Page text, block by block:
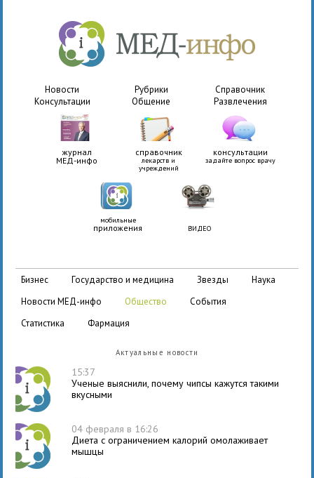
Новости Рубрики
Справочник
Консультации
Общение Развлечения
журнал
МЕД-инфо
справочник
лекарств и
учреждений
консультации
задайте вопрос врачу
мобильные
приложения ВИДЕО
бизнес государство и медицина звезды
наука
новости МЕД-инфо
общество
события
статистика
фармация
Актуальные новости
15:37
Ученые выяснили, почему чипсы кажутся такими
вкусными
04 февраля в 16:26
Диета с ограничением калорий омолаживает
мышцы